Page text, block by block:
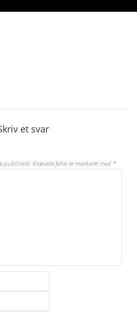
et svar
publiceret. Krævede felter er markeret med *